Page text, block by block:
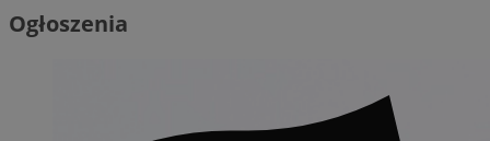
Ogłoszenia